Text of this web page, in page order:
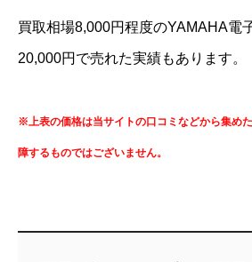
買取相場8,000円程度のYAMAHA電
20,000円で売れた実績もあります。
※上表の価格は当サイトの口コミなどから集め
障するものではございません。